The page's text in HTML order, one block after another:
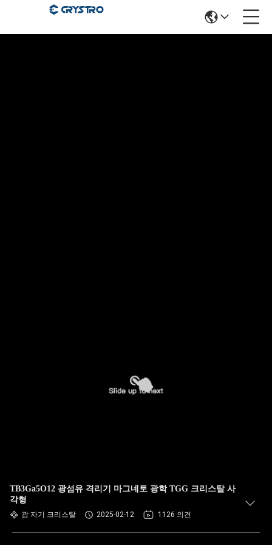
TB3Ga5O12 광섬유 격리기 마그네토 광학 TGG 크리스탈 사
각형
광 자기 크리스탈 2025-02-12 1126 의견